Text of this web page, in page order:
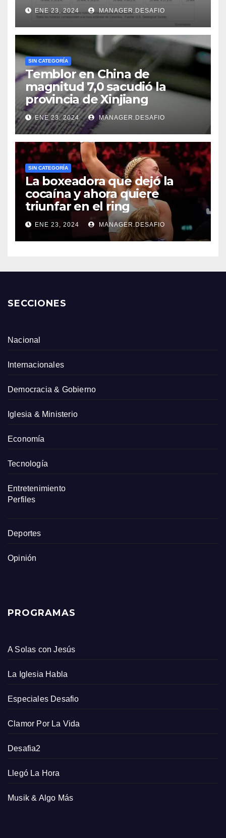
ENE 23, 2024 MANAGER.DESAFIO
SIN CATEGORÍA
Temblor en China de
magnitud 7,0 sacudió la
provincia de Xinjiang
ENE 23, 2024 MANAGER.DESAFIO
SIN CATEGORÍA
La boxeadora que dejó la
cocaína y ahora quiere
triunfar en el ring​
ENE 23, 2024 MANAGER.DESAFIO
SECCIONES
Nacional
Internacionales
Democracia & Gobierno
Iglesia & Ministerio
Economía
Tecnología
Entretenimiento
Perfiles
Deportes
Opinión
PROGRAMAS
A Solas con Jesús
La Iglesia Habla
Especiales Desafio
Clamor Por La Vida
Desafia2
Llegó La Hora
Musik & Algo Más